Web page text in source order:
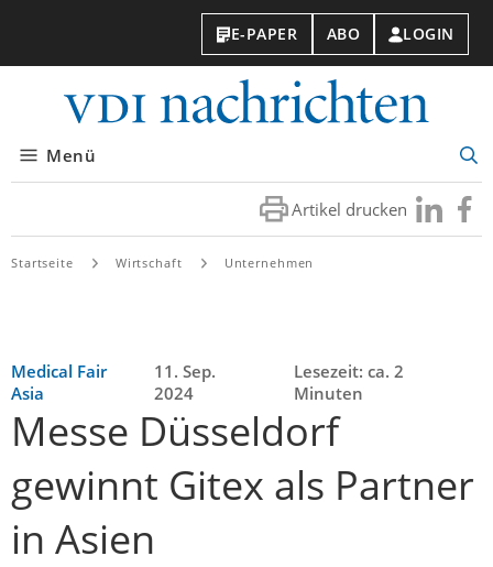
E-PAPER ABO LOGIN
Menü
Artikel drucken Besuchen
Sie
Sie
Startseite Wirtschaft Unternehmen
Medical Fair
Asia
11. Sep.
2024
Lesezeit: ca. 2
Minuten
Messe Düsseldorf
gewinnt Gitex als Partner
in Asien